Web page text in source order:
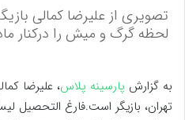
تصویری از علیرضا کمالی
لحظه گرگ و میش را درکنار
به گزارش پارسینه پلاس
تهران، بازیگر است.فارغ التحصیل